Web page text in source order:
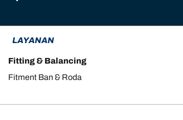
LAYANAN
Fitting & Balancing
Fitment Ban & Roda